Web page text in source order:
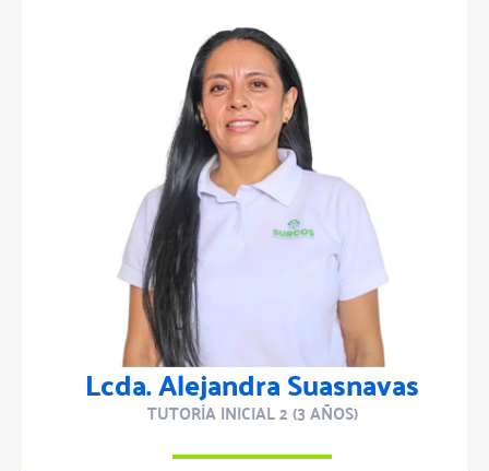
Lcda. Alejandra Suasnavas
TUTORÍA INICIAL 2 (3 AÑOS)